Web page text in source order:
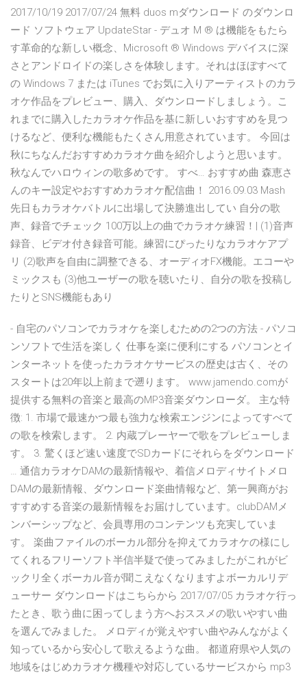
2017/10/19 2017/07/24 無料 duos mダウンロード のダウンロ
ード ソフトウェア UpdateStar - デュオ M ® は機能をもたら
す革命的な新しい概念、Microsoft ® Windows デバイスに深
さとアンドロイドの楽しさを体験します。それはほぼすべて
の Windows 7 または iTunes でお気に入りアーティストのカラ
オケ作品をプレビュー、購入、ダウンロードしましょう。こ
れまでに購入したカラオケ作品を基に新しいおすすめを見つ
けるなど、便利な機能もたくさん用意されています。 今回は
秋にちなんだおすすめカラオケ曲を紹介しようと思います。
秋なんでハロウィンの歌多めです。 すべ… おすすめ曲 森恵さ
んのキー設定やおすすめカラオケ配信曲！ 2016.09.03 Mash
先日もカラオケバトルに出場して決勝進出してい 自分の歌
声、録音でチェック 100万以上の曲でカラオケ練習！| (1)音声
録音、ビデオ付き録音可能。練習にぴったりなカラオケアプ
リ (2)歌声を自由に調整できる、オーディオFX機能。エコーや
ミックスも (3)他ユーザーの歌を聴いたり、自分の歌を投稿し
たりとSNS機能もあり
- 自宅のパソコンでカラオケを楽しむための2つの方法 - パソコ
ンソフトで生活を楽しく 仕事を楽に便利にする パソコンとイ
ンターネットを使ったカラオケサービスの歴史は古く、その
スタートは20年以上前まで遡ります。 www.jamendo.comが
提供する無料の音楽と最高のMP3音楽ダウンローダ。 主な特
徴: 1. 市場で最速かつ最も強力な検索エンジンによってすべて
の歌を検索します。 2. 内蔵プレーヤーで歌をプレビューしま
す。 3. 驚くほど速い速度でSDカードにそれらをダウンロード
… 通信カラオケDAMの最新情報や、着信メロディサイトメロ
DAMの最新情報、ダウンロード楽曲情報など、第一興商がお
すすめする音楽の最新情報をお届けしています。clubDAMメ
ンバーシップなど、会員専用のコンテンツも充実していま
す。 楽曲ファイルのボーカル部分を抑えてカラオケの様にし
てくれるフリーソフト半信半疑で使ってみましたがこれがビ
ックリ全くボーカル音が聞こえなくなりますよボーカルリデ
ューサー ダウンロードはこちらから 2017/07/05 カラオケ行っ
たとき、歌う曲に困ってしまう方へおススメの歌いやすい曲
を選んでみました。 メロディが覚えやすい曲やみんながよく
知っているから安心して歌えるような曲。 都道府県や人気の
地域をはじめカラオケ機種や対応しているサービスから mp3